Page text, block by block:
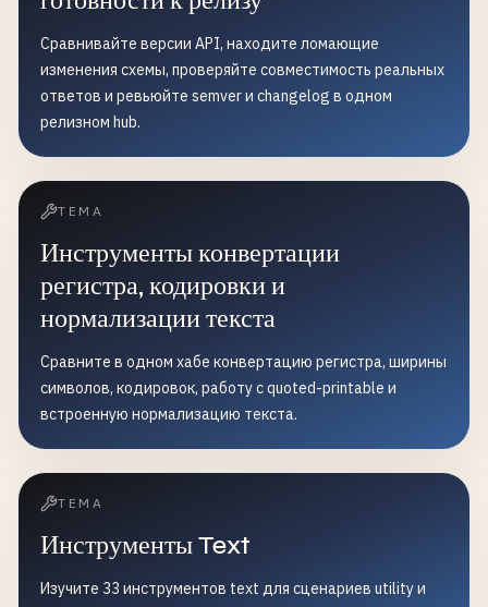
Сравнивайте версии API, находите ломающие
изменения схемы, проверяйте совместимость реальных
ответов и ревьюйте semver и changelog в одном
релизном hub.
ТЕМА
Инструменты конвертации
регистра, кодировки и
нормализации текста
Сравните в одном хабе конвертацию регистра, ширины
символов, кодировок, работу с quoted-printable и
встроенную нормализацию текста.
ТЕМА
Инструменты Text
Изучите 33 инструментов text для сценариев utility и